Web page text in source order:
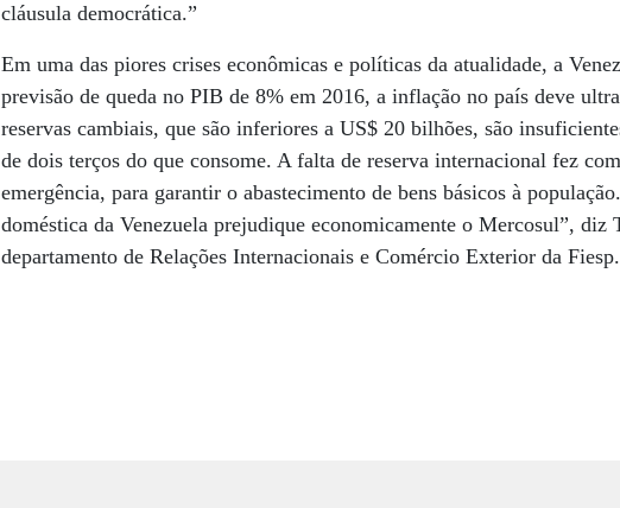
cláusula democrática.”
Em uma das piores crises econômicas e políticas da atualidade, a
previsão de queda no PIB de 8% em 2016, a inflação no país deve
reservas cambiais, que são inferiores a US$ 20 bilhões, são
de dois terços do que consome. A falta de reserva internacional fez
emergência, para garantir o abastecimento de bens básicos à
doméstica da Venezuela prejudique economicamente o Mercosul”,
departamento de Relações Internacionais e Comércio Exterior da Fiesp.